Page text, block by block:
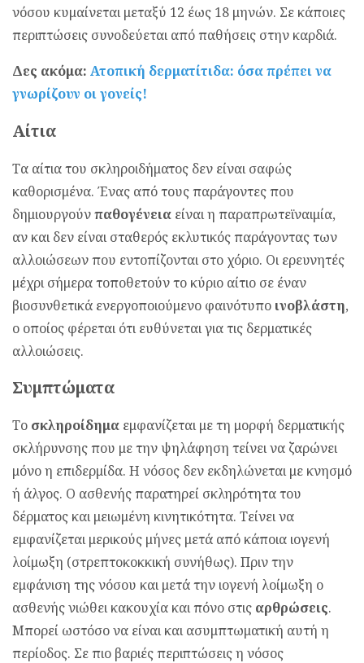
νόσου κυμαίνεται μεταξύ 12 έως 18 μηνών. Σε κάποιες
περιπτώσεις συνοδεύεται από παθήσεις στην καρδιά.
Δες ακόμα: Ατοπική δερματίτιδα: όσα πρέπει να
γνωρίζουν οι γονείς!
Αίτια
Τα αίτια του σκληροιδήματος δεν είναι σαφώς
καθορισμένα. Ένας από τους παράγοντες που
δημιουργούνπαθογένεια είναι η παραπρωτεϊναιμία,
αν και δεν είναι σταθερός εκλυτικός παράγοντας των
αλλοιώσεων που εντοπίζονται στο χόριο. Οι ερευνητές
μέχρι σήμερα τοποθετούν το κύριο αίτιο σε έναν
βιοσυνθετικά ενεργοποιούμενο φαινότυπο ινοβλάστη,
ο οποίος φέρεται ότι ευθύνεται για τις δερματικές
αλλοιώσεις.
Συμπτώματα
Το σκληροίδημα εμφανίζεται με τη μορφή δερματικής
σκλήρυνσης που με την ψηλάφηση τείνει να ζαρώνει
μόνο η επιδερμίδα. Η νόσος δεν εκδηλώνεται με κνησμό
ή άλγος. Ο ασθενής παρατηρεί σκληρότητα του
δέρματος και μειωμένη κινητικότητα. Τείνει να
εμφανίζεται μερικούς μήνες μετά από κάποια ιογενή
λοίμωξη (στρεπτοκοκκική συνήθως). Πριν την
εμφάνιση της νόσου και μετά την ιογενή λοίμωξη ο
ασθενής νιώθει κακουχία και πόνο στις αρθρώσεις.
Μπορεί ωστόσο να είναι και ασυμπτωματική αυτή η
περίοδος. Σε πιο βαριές περιπτώσεις η νόσος